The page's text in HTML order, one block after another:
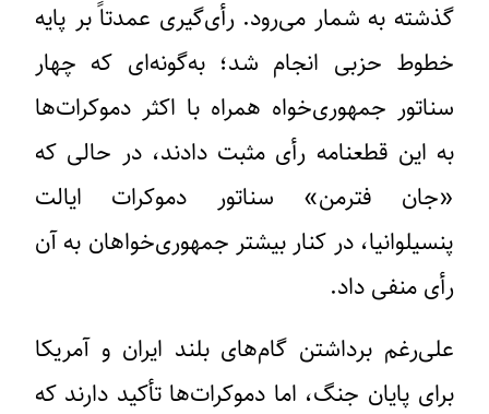
گذشته به شمار می‌رود. رأی‌گیری عمدتاً بر پایه
خطوط حزبی انجام شد؛ به‌گونه‌ای که چهار
سناتور جمهوری‌خواه همراه با اکثر دموکرات‌ها
به این قطعنامه رأی مثبت دادند، در حالی که
«جان فترمن» سناتور دموکرات ایالت
پنسیلوانیا، در کنار بیشتر جمهوری‌خواهان به آن
رأی منفی داد.
علی‌رغم برداشتن گام‌های بلند ایران و آمریکا
برای پایان جنگ، اما دموکرات‌ها تأکید دارند که